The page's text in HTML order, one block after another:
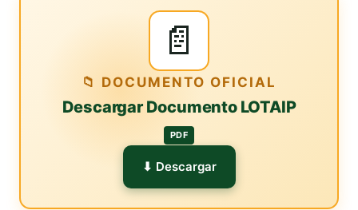
📄
📁 DOCUMENTO OFICIAL
Descargar Documento LOTAIP
PDF
⬇ Descargar